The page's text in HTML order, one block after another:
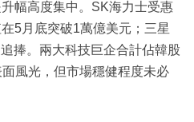
幅高度集中。SK海力士受惠
5月底突破1萬億美元；三星
捧。兩大科技巨企合計佔韓股
風光，但市場穩健程度未必